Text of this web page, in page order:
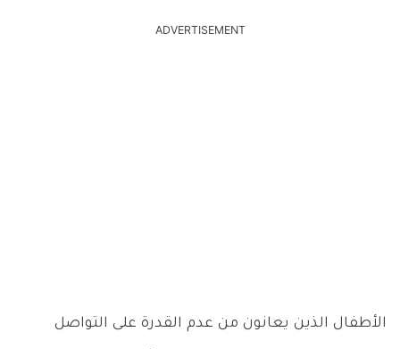
ADVERTISEMENT
الأطفال الذين يعانون من عدم القدرة على التواصل